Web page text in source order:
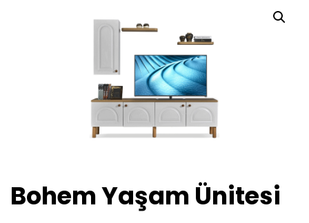
Bohem Yaşam Ünitesi